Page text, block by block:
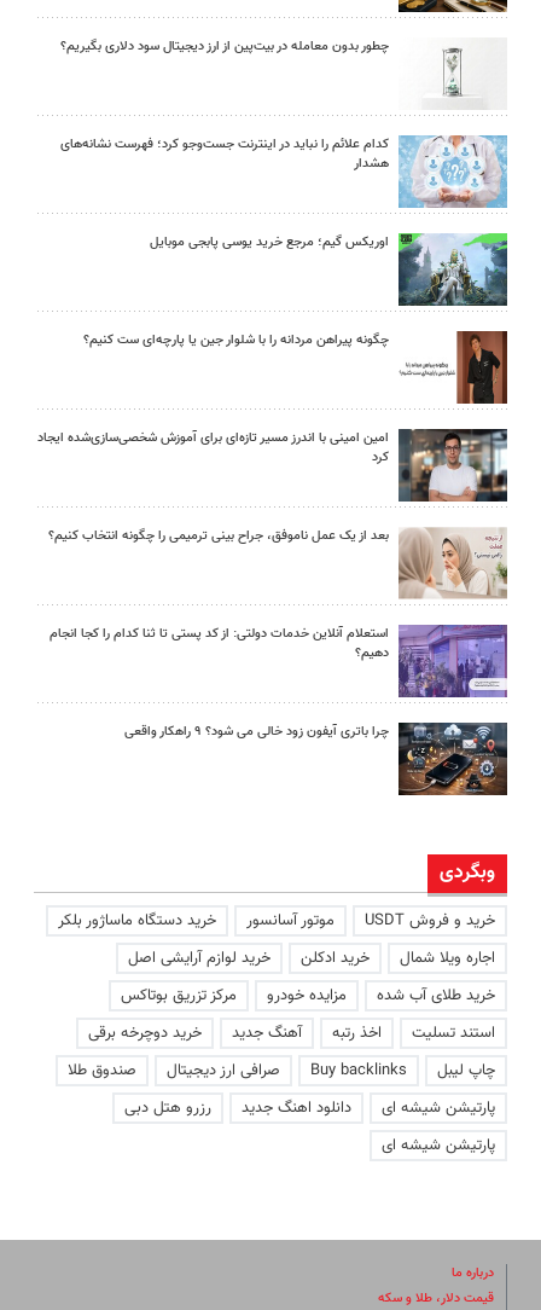
چطور بدون معامله در بیت‌پین از ارز دیجیتال سود دلاری بگیریم؟
کدام علائم را نباید در اینترنت جست‌وجو کرد؛ فهرست نشانه‌های
هشدار
اوریکس گیم؛ مرجع خرید یوسی پابجی موبایل
چگونه پیراهن مردانه را با شلوار جین یا پارچه‌ای ست کنیم؟
امین امینی با اندرز مسیر تازه‌ای برای آموزش شخصی‌سازی‌شده ایجاد
کرد
بعد از یک عمل ناموفق، جراح بینی ترمیمی را چگونه انتخاب کنیم؟
استعلام آنلاین خدمات دولتی: از کد پستی تا ثنا کدام را کجا انجام
دهیم؟
چرا باتری آیفون زود خالی می شود؟ ۹ راهکار واقعی
وبگردی
خرید و فروش USDT موتور آسانسور
خرید دستگاه ماساژور بلکر
اجاره ویلا شمال
خرید ادکلن
خرید لوازم آرایشی اصل
خرید طلای آب شده
مزایده خودرو
مرکز تزریق بوتاکس
استند تسلیت
اخذ رتبه آهنگ جدید
خرید دوچرخه برقی
چاپ لیبل
Buy backlinks صرافی ارز دیجیتال
صندوق طلا
پارتیشن شیشه ای
دانلود اهنگ جدید
رزرو هتل دبی
پارتیشن شیشه ای
درباره ما
قیمت دلار، طلا و سکه